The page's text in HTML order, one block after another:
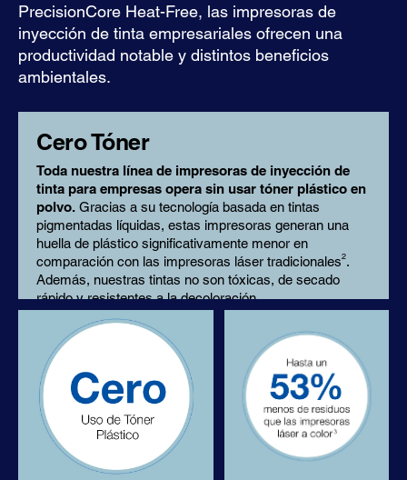
PrecisionCore Heat-Free, las impresoras de
inyección de tinta empresariales ofrecen una
productividad notable y distintos beneficios
ambientales.
Cero Tóner
Toda nuestra línea de impresoras de inyección de
tinta para empresas opera sin usar tóner plástico en
polvo. Gracias a su tecnología basada en tintas
pigmentadas líquidas, estas impresoras generan una
huella de plástico significativamente menor en
comparación con las impresoras láser tradicionales2.
Además, nuestras tintas no son tóxicas, de secado
rápido y resistentes a la decoloración.